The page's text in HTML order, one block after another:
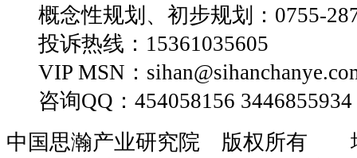
概念性规划、初步规划：0755-
投诉热线：15361035605
VIP MSN：
咨询QQ：454058156 3446855934
中国思瀚产业研究院 版权所有